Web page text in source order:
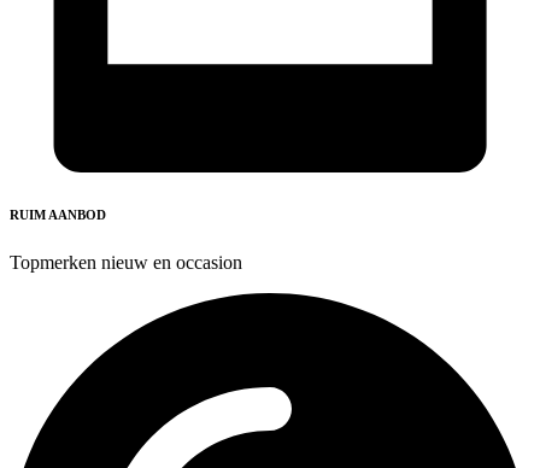
RUIM AANBOD
Topmerken nieuw en occasion